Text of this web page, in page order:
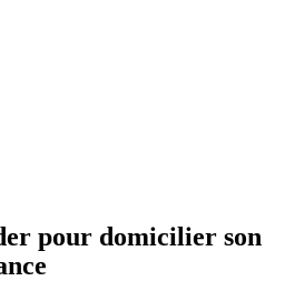
pour domicilier son